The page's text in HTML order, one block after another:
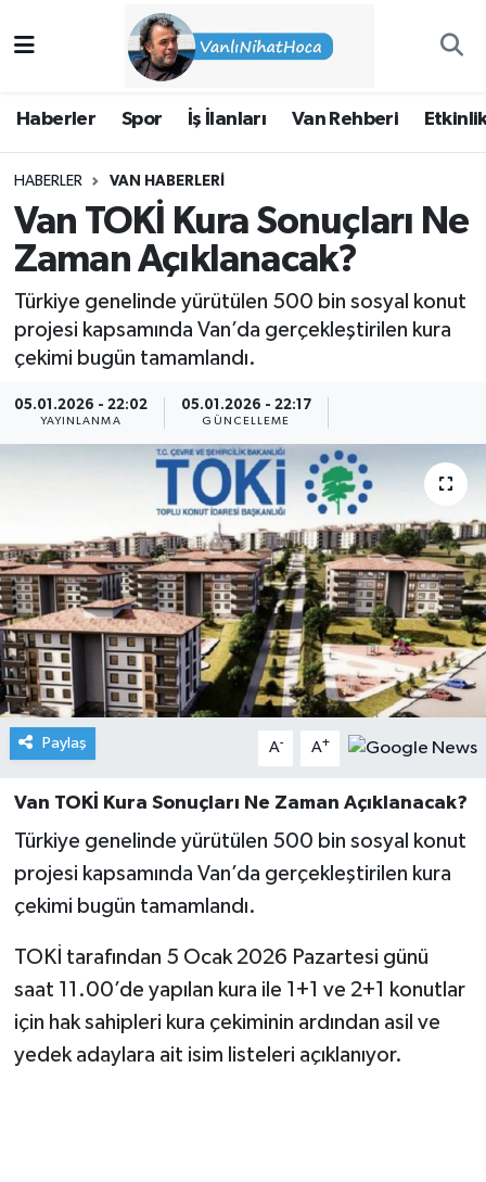
Haberler Spor İş İlanları Van Rehberi
HABERLER VAN HABERLERI
Van TOKİ Kura Sonuçları Ne
Zaman Açıklanacak?
Türkiye genelinde yürütülen 500 bin sosyal konut
projesi kapsamında Van’da gerçekleştirilen kura
çekimi bugün tamamlandı.
05.01.2026 - 22:02
YAYINLANMA
05.01.2026 - 22:17
GÜNCELLEME
Paylaş A- A+
Van TOKİ Kura Sonuçları Ne Zaman Açıklanacak?
Türkiye genelinde yürütülen 500 bin sosyal konut
projesi kapsamında Van’da gerçekleştirilen kura
çekimi bugün tamamlandı.
TOKİ tarafından 5 Ocak 2026 Pazartesi günü
saat 11.00’de yapılan kura ile 1+1 ve 2+1 konutlar
için hak sahipleri kura çekiminin ardından asil ve
yedek adaylara ait isim listeleri açıklanıyor.
Van Rehberi
Etkinlikler
Köşe Yazıları
Hakkımda
İpekyolu Nöbetçi Eczaneler
Süper Lig Puan Durumu ve Fikstür
Tüm Manşetler
Son Dakika Haberleri
Haber Arşivi